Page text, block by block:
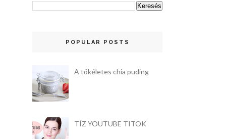
POPULAR POSTS
A tökéletes chia puding
TÍZ YOUTUBE TITOK